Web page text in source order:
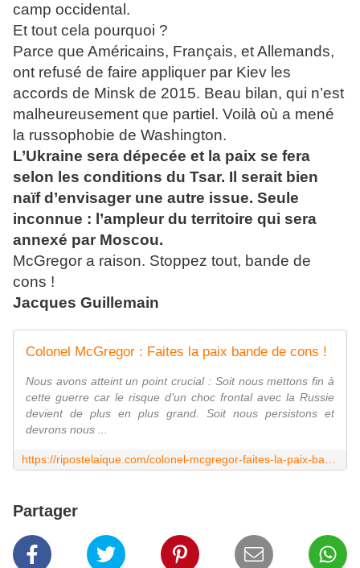
camp occidental.
Et tout cela pourquoi ?
Parce que Américains, Français, et Allemands,
ont refusé de faire appliquer par Kiev les
accords de Minsk de 2015. Beau bilan, qui n’est
malheureusement que partiel. Voilà où a mené
la russophobie de Washington.
L’Ukraine sera dépecée et la paix se fera
selon les conditions du Tsar. Il serait bien
naïf d’envisager une autre issue. Seule
inconnue : l’ampleur du territoire qui sera
annexé par Moscou.
McGregor a raison. Stoppez tout, bande de
cons !
Jacques Guillemain
Colonel McGregor : Faites la paix bande de cons !
Nous avons atteint un point crucial : Soit nous mettons fin à
cette guerre car le risque d'un choc frontal avec la Russie
devient de plus en plus grand. Soit nous persistons et
devrons nous ...
Partager